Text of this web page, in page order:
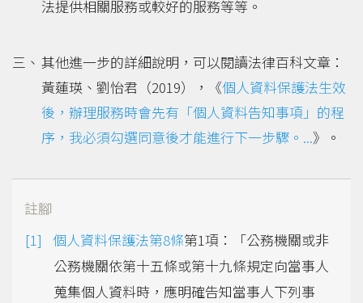
法提供相關服務或較好的服務等等。
其他進一步的詳細說明，可以閱讀法律百科文章：
黃蓮瑛、劉怡君（2019），《個人資料保護法生效
後，辦理服務時會先有「個人資料告知事項」的程
序，我必須勾選同意後才能進行下一步驟。...》。
註腳
個人資料保護法第8條第1項：「公務機關或非
公務機關依第十五條或第十九條規定向當事人
蒐集個人資料時，應明確告知當事人下列事